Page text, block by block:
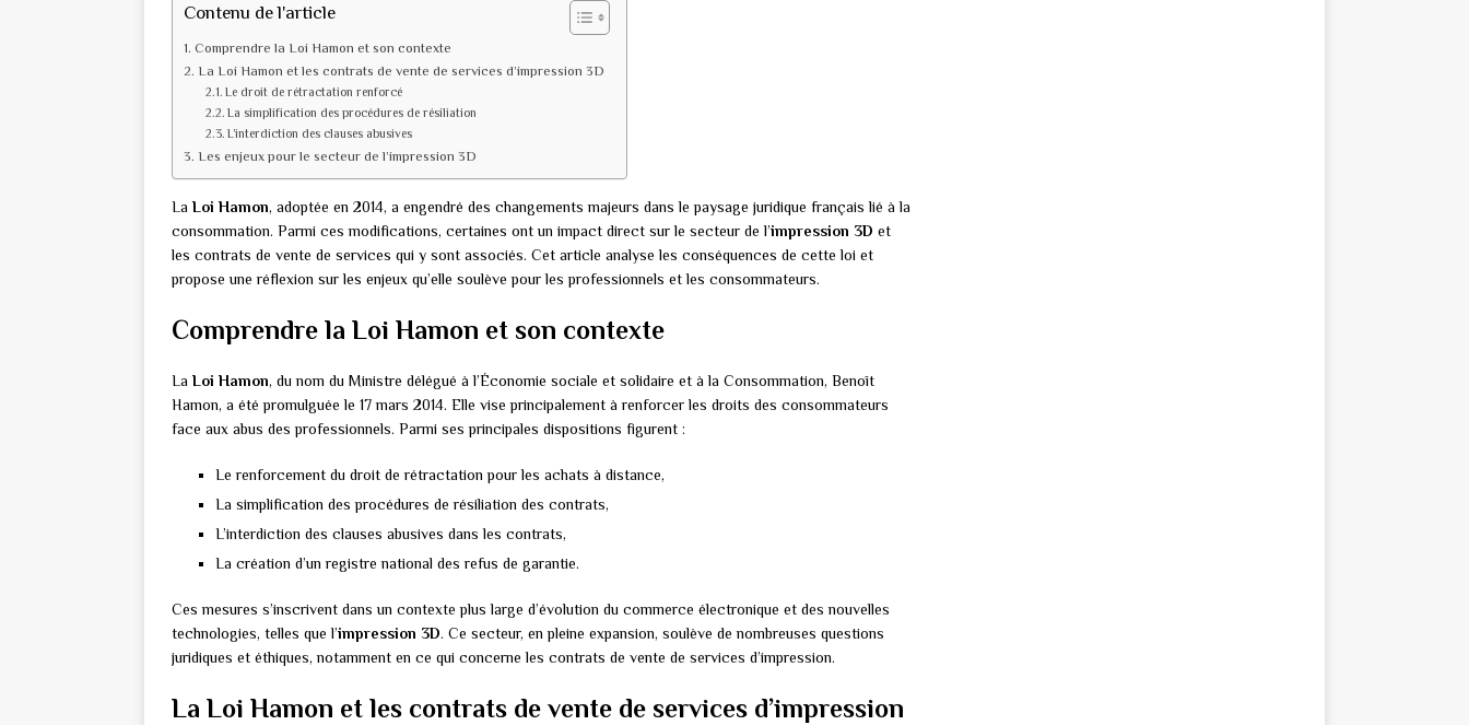
Contenu de l'article
Comprendre la Loi Hamon et son contexte
La Loi Hamon et les contrats de vente de services d’impression 3D
Le droit de rétractation renforcé
La simplification des procédures de résiliation
L’interdiction des clauses abusives
Les enjeux pour le secteur de l’impression 3D
LaLoi Hamon, adoptée en 2014, a engendré des changements majeurs dans le paysage juridique français lié à la
consommation. Parmi ces modifications, certaines ont un impact direct sur le secteur de l’impression 3D et
les contrats de vente de services qui y sont associés. Cet article analyse les conséquences de cette loi et
propose une réflexion sur les enjeux qu’elle soulève pour les professionnels et les consommateurs.
Comprendre la Loi Hamon et son contexte
LaLoi Hamon, du nom du Ministre délégué à l’Économie sociale et solidaire et à la Consommation, Benoît
Hamon, a été promulguée le 17 mars 2014. Elle vise principalement à renforcer les droits des consommateurs
face aux abus des professionnels. Parmi ses principales dispositions figurent :
Le renforcement du droit de rétractation pour les achats à distance,
La simplification des procédures de résiliation des contrats,
L’interdiction des clauses abusives dans les contrats,
La création d’un registre national des refus de garantie.
Ces mesures s’inscrivent dans un contexte plus large d’évolution du commerce électronique et des nouvelles
technologies, telles que l’impression 3D. Ce secteur, en pleine expansion, soulève de nombreuses questions
juridiques et éthiques, notamment en ce qui concerne les contrats de vente de services d’impression.
La Loi Hamon et les contrats de vente de services d’impression